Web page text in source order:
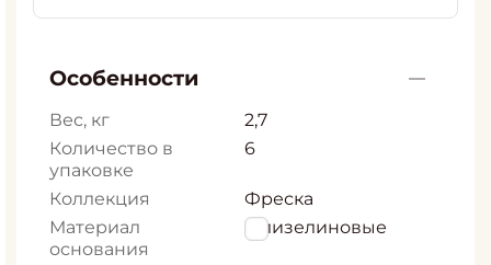
Особенности
Вес, кг
2,7
Количество в
упаковке
6
Коллекция
Фреска
Материал
основания
Флизелиновые